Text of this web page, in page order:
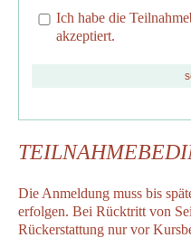
Ich habe die
akzeptiert.
Die Anmeldung muss bis
erfolgen. Bei Rücktritt von
Rückerstattung nur vor